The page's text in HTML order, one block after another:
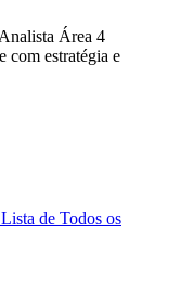
Área 4
com estratégia e
Lista de Todos os